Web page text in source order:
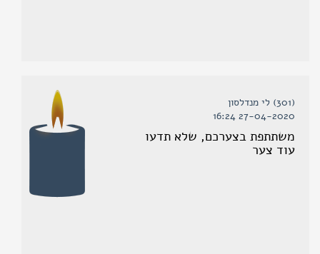
(301) לי מנדלסון
27-04-2020 16:24
משתתפת בצערכם, שלא תדעו
עוד צער